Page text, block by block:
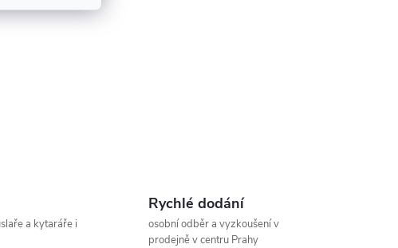
a kytaráře i
Rychlé dodání
osobní odběr a vyzkoušení v
prodejně v centru Prahy